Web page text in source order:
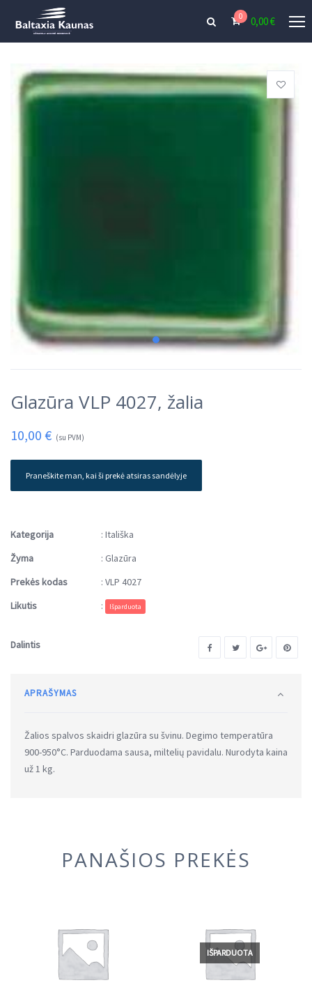
0 0,00€
Glazūra VLP 4027, žalia
10,00 € (su PVM)
Praneškite man, kai ši prekė atsiras sandėlyje
Kategorija : Itališka
Žyma
: Glazūra
Prekės kodas
: VLP 4027
Likutis
: Išparduota
Dalintis
APRAŠYMAS
Žalios spalvos skaidri glazūra su švinu. Degimo temperatūra
900-950°C. Parduodama sausa, miltelių pavidalu. Nurodyta kaina
už 1 kg.
PANAŠIOS PREKĖS
IŠPARDUOTA